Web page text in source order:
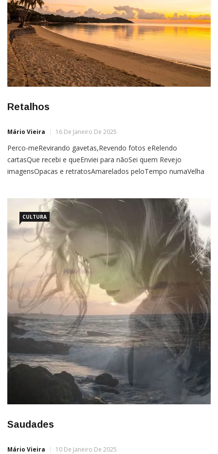
Retalhos
Mário Vieira 16 De Janeiro De 2025
Perco-meRevirando gavetas,Revendo fotos eRelendo
cartasQue recebi e queEnviei para nãoSei quem Revejo
imagensOpacas e retratosAmarelados peloTempo numaVelha
se foram, revisitoAntigos amores dosQuais já nem meLembro
o nome eRevejo lugares queJá não existem mais
CULTURA
Saudades
Mário Vieira 10 De Janeiro De 2025